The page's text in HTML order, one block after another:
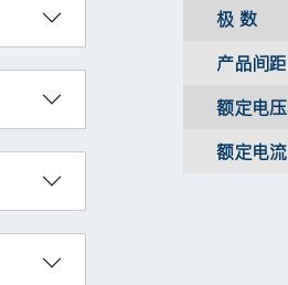
极 数
产品间距
额定电压
额定电流